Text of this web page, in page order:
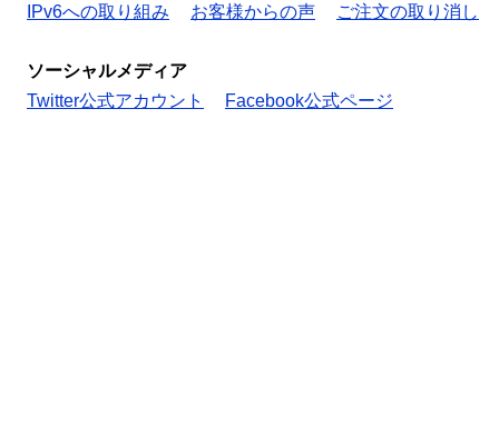
IPv6への取り組み
お客様からの声 ご注文の取り消し
ソーシャルメディア
Twitter公式アカウント
Facebook公式ページ